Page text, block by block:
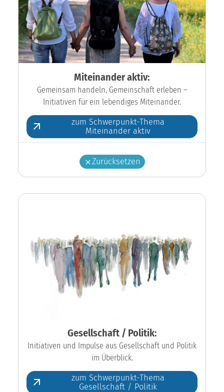
Miteinander aktiv:
Gemeinsam handeln, Gemeinschaft erleben –
Initiativen für ein lebendiges Miteinander.
zum Schwerpunkt-Thema
Miteinander aktiv
Zurücksetzen
Gesellschaft / Politik:
Initiativen und Impulse aus Gesellschaft und Politik
im Überblick.
zum Schwerpunkt-Thema
Gesellschaft / Politik